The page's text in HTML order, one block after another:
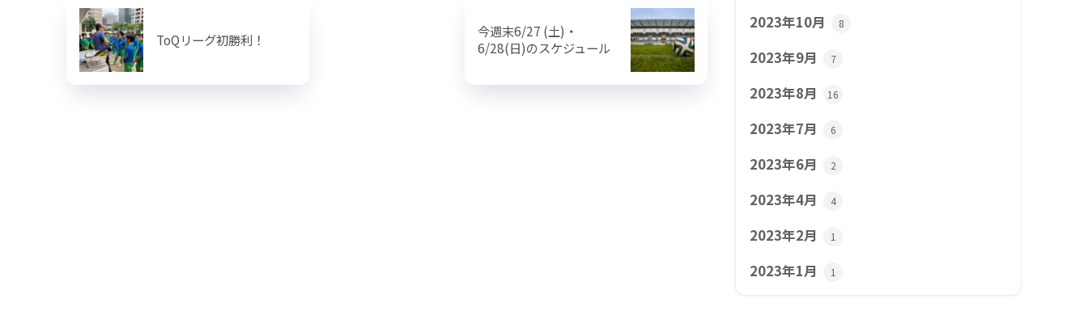
ToQリーグ初勝利！
今週末6/27 (土)・
6/28(日)のスケジュール
2023年10月 8
2023年9月 7
2023年8月 16
2023年7月 6
2023年6月 2
2023年4月 4
2023年2月 1
2023年1月 1